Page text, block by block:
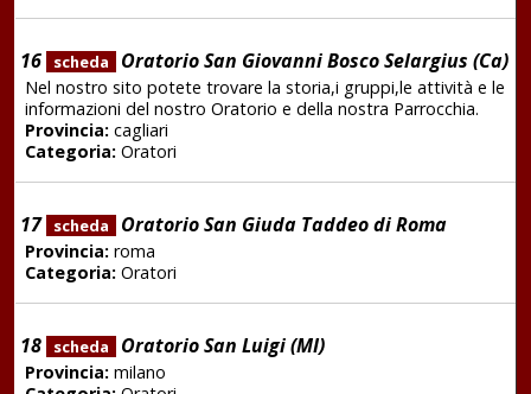
16 scheda Oratorio San Giovanni Bosco Selargius (Ca)
Nel nostro sito potete trovare la storia,i gruppi,le attività e le
informazioni del nostro Oratorio e della nostra Parrocchia.
Provincia:cagliari
Categoria:Oratori
17 scheda Oratorio San Giuda Taddeo di Roma
Provincia:roma
Categoria:Oratori
18 scheda Oratorio San Luigi (MI)
Provincia:milano